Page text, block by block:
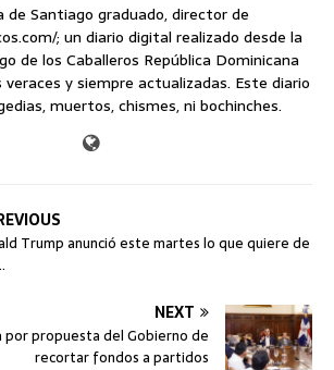
de Santiago graduado, director de
; un diario digital realizado desde la
de los Caballeros República Dominicana
y siempre actualizadas. Este diario
muertos, chismes, ni bochinches.
Trump anunció este martes lo que quiere de
NEXT
por propuesta del Gobierno de
recortar fondos a partidos